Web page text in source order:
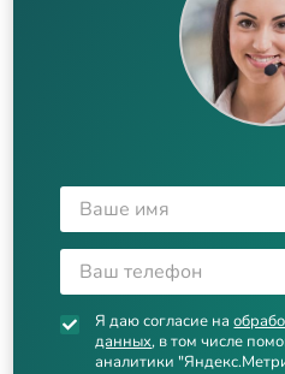
Я даю согласие на
данных, в том числе
аналитики